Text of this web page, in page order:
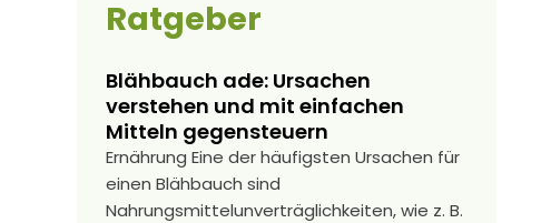
Ratgeber
Blähbauch ade: Ursachen
verstehen und mit einfachen
Mitteln gegensteuern
Ernährung Eine der häufigsten Ursachen für
einen Blähbauch sind
Nahrungsmittelunverträglichkeiten, wie z. B.